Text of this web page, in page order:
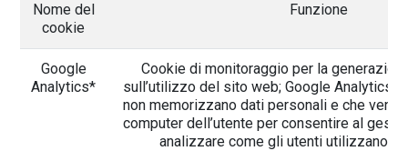
Nome del
cookie
Funzione
Google
Analytics*
Cookie di monitoraggio per la
sull’utilizzo del sito web; Google Analytics
non memorizzano dati personali e che
computer dell’utente per consentire al
analizzare come gli utenti utilizzano il